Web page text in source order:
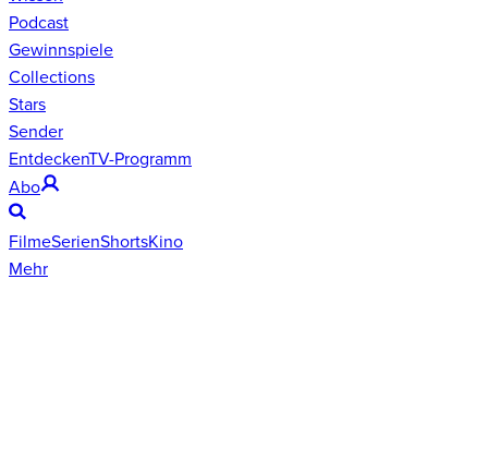
Podcast
Gewinnspiele
Collections
Stars
Sender
EntdeckenTV-Programm
Abo
FilmeSerienShortsKino
Mehr